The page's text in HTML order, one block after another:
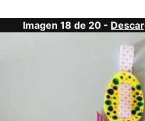
Imagen 18 de 20 -